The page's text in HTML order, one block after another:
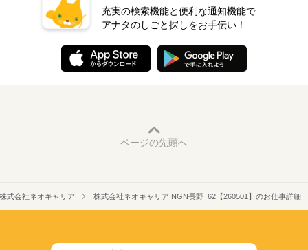
充実の検索機能と便利な通知機能で
アナタのしごと探しをお手伝い！
ページの先頭へ
株式会社ネオキャリア 株式会社ネオキャリア NGN長野_62【260501】のお仕事詳細